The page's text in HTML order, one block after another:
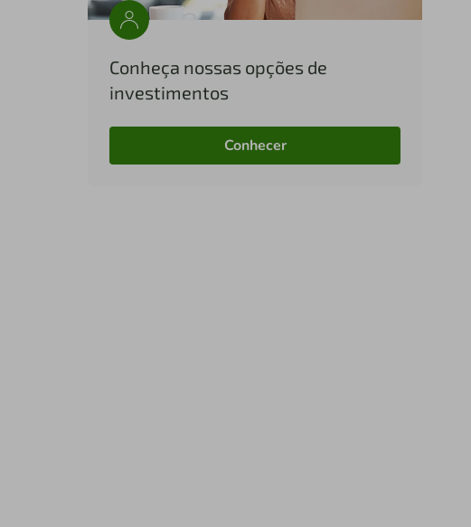
Conheça nossas opções de
investimentos
Conhecer